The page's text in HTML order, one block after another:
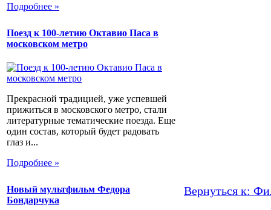
Подробнее »
Поезд к 100-летию Октавио Паса в
московском метро
Прекрасной традицией, уже успевшей
прижиться в московского метро, стали
литературные тематические поезда. Еще
один состав, который будет радовать
глаз и...
Подробнее »
Новый мультфильм Федора
Бондарчука
Вернуться к: